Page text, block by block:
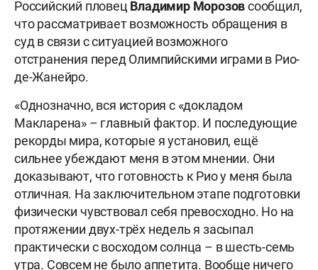
Российский пловецВладимир Морозовсообщил,
что рассматривает возможность обращения в
суд в связи с ситуацией возможного
отстранения перед Олимпийскими играми в Рио-
де-Жанейро.
«Однозначно, вся история с «докладом
Макларена» – главный фактор. И последующие
рекорды мира, которые я установил, ещё
сильнее убеждают меня в этом мнении. Они
доказывают, что готовность к Рио у меня была
отличная. На заключительном этапе подготовки
физически чувствовал себя превосходно. Но на
протяжении двух-трёх недель я засыпал
практически с восходом солнца – в шесть-семь
утра. Совсем не было аппетита. Вообще ничего